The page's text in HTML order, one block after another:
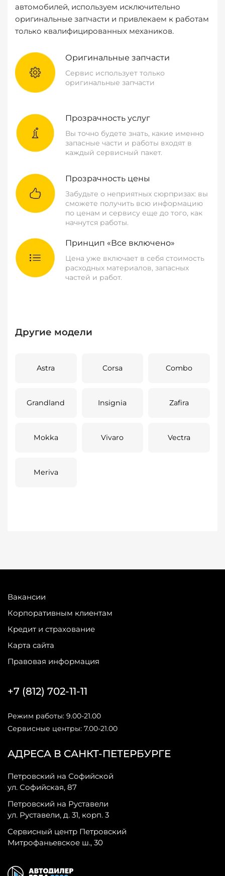
автомобилей, используем исключительно
оригинальные запчасти и привлекаем к работам
только квалифицированных механиков.
Оригинальные запчасти
Сервис использует только
оригинальные запчасти
Прозрачность услуг
Вы точно будете знать, какие именно
запасные части и работы входят в
каждый сервисный пакет.
Прозрачность цены
Забудьте о неприятных сюрпризах: вы
сможете получить всю информацию
по ценам и сервису еще до того, как
начнутся работы.
Принцип «Все включено»
Цена уже включает в себя стоимость
расходных материалов, запасных
частей и работ.
Другие модели
Astra Corsa Combo
Grandland Insignia Zafira
Mokka Vivaro Vectra
Meriva
Вакансии
Корпоративным клиентам
Кредит и страхование
Карта сайта
Правовая информация
АДРЕСА В САНКТ-ПЕТЕРБУРГЕ
Петровский на Софийской
ул. Софийская, 87
Петровский на Руставели
ул. Руставели, д. 31, корп. 3
Сервисный центр Петровский
Митрофаньевское ш., 30
+7 (812) 702-11-11
Режим работы: 9.00-21.00
Сервисные центры: 7.00-21.00